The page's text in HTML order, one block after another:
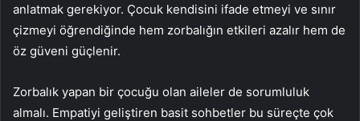
anlatmak gerekiyor. Çocuk kendisini ifade etmeyi ve sınır
çizmeyi öğrendiğinde hem zorbalığın etkileri azalır hem de
öz güveni güçlenir.
Zorbalık yapan bir çocuğu olan aileler de sorumluluk
almalı. Empatiyi geliştiren basit sohbetler bu süreçte çok